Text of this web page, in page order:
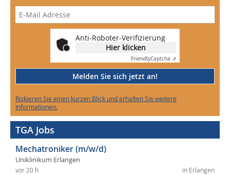
Anti-Roboter-Verifizierung
Hier klicken
FriendlyCaptcha ⇗
Melden Sie sich jetzt an!
Riskieren Sie einen kurzen Blick und erhalten Sie weitere
Informationen.
TGA Jobs
Mechatroniker (m/w/d)
Uniklinikum Erlangen
in Erlangen
vor 20 h